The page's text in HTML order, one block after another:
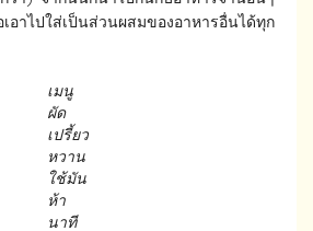
าไปใส่เป็นส่วนผสมของอาหารอื่นได้ทุก
เมนู
ผัด
เปรี้ยว
หวาน
ใช้มัน
ห้า
นาที